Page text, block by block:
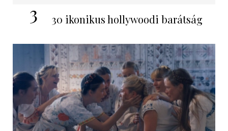
3 30 ikonikus hollywoodi barátság